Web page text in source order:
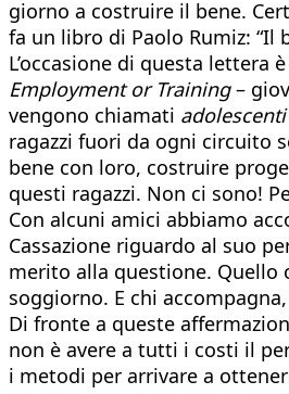
giorno a costruire il bene.
fa un libro di Paolo Rumiz:
L’occasione di questa
Employment or Training–
vengono chiamati
ragazzi fuori da ogni circuito
bene con loro, costruire
questi ragazzi. Non ci sono!
Con alcuni amici abbiamo
Cassazione riguardo al suo
merito alla questione. Quello
soggiorno. E chi
Di fronte a queste
non è avere a tutti i costi il
i metodi per arrivare a